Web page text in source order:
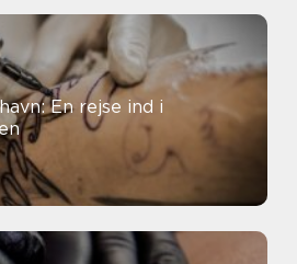
En rejse ind i